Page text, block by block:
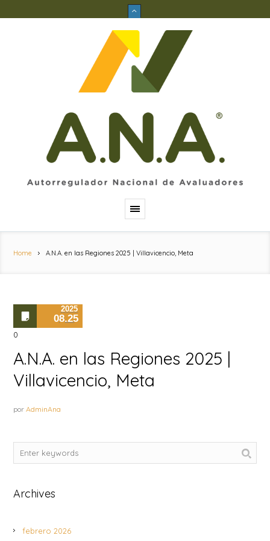
Home A.N.A. en las Regiones 2025 | Villavicencio, Meta
2025
08.25
0
A.N.A. en las Regiones 2025 |
Villavicencio, Meta
porAdminAna
Archives
febrero 2026